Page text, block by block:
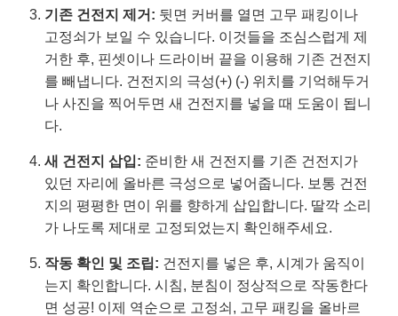
기존 건전지 제거: 뒷면 커버를 열면 고무 패킹이나
고정쇠가 보일 수 있습니다. 이것들을 조심스럽게 제
거한 후, 핀셋이나 드라이버 끝을 이용해 기존 건전지
를 빼냅니다. 건전지의 극성(+) (-) 위치를 기억해두거
나 사진을 찍어두면 새 건전지를 넣을 때 도움이 됩니
다.
새 건전지 삽입: 준비한 새 건전지를 기존 건전지가
있던 자리에 올바른 극성으로 넣어줍니다. 보통 건전
지의 평평한 면이 위를 향하게 삽입합니다. 딸깍 소리
가 나도록 제대로 고정되었는지 확인해주세요.
작동 확인 및 조립: 건전지를 넣은 후, 시계가 움직이
는지 확인합니다. 시침, 분침이 정상적으로 작동한다
면 성공! 이제 역순으로 고정쇠, 고무 패킹을 올바르